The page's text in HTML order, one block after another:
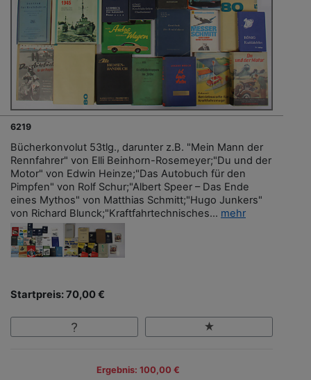
6219
Bücherkonvolut 53tlg., darunter z.B. "Mein Mann der
Rennfahrer" von Elli Beinhorn-Rosemeyer;"Du und der
Motor" von Edwin Heinze;"Das Autobuch für den
Pimpfen" von Rolf Schur;"Albert Speer – Das Ende
eines Mythos" von Matthias Schmitt;"Hugo Junkers"
von Richard Blunck;"Kraftfahrtechnisches... mehr
Startpreis: 70,00 €
Ergebnis: 100,00 €